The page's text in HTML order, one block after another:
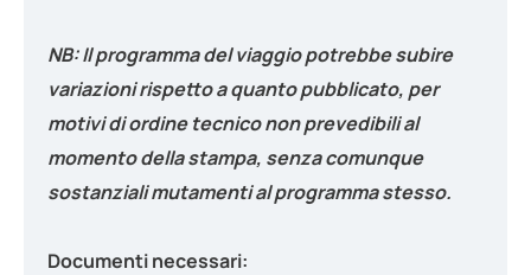
NB: Il programma del viaggio potrebbe subire
variazioni rispetto a quanto pubblicato, per
motivi di ordine tecnico non prevedibili al
momento della stampa, senza comunque
sostanziali mutamenti al programma stesso.
Documenti necessari: